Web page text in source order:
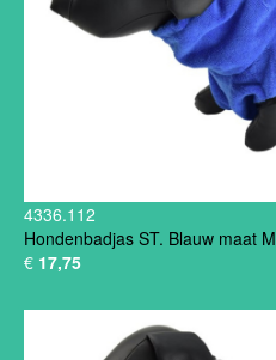
4336.112
Hondenbadjas ST. Blauw maat M
€ 17,75